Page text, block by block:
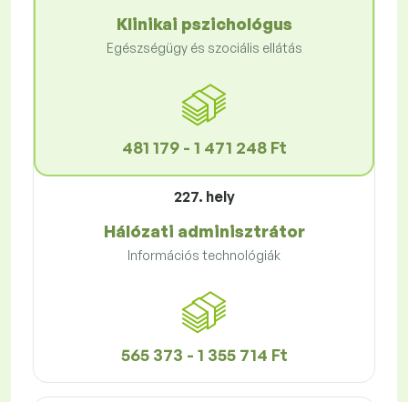
Klinikai pszichológus
Egészségügy és szociális ellátás
481 179 - 1 471 248 Ft
227. hely
Hálózati adminisztrátor
Információs technológiák
565 373 - 1 355 714 Ft